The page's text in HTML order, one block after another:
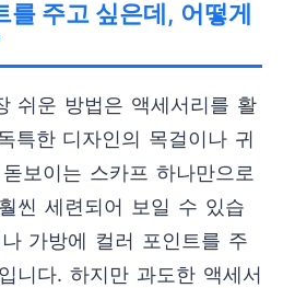
를 주고 싶은데, 어떻게
쉬운 방법은 액세서리를 활
특한 디자인의 목걸이나 귀
보이는 스카프 하나만으로
씬 세련되어 보일 수 있습
가방에 컬러 포인트를 주
니다. 하지만 과도한 액세서